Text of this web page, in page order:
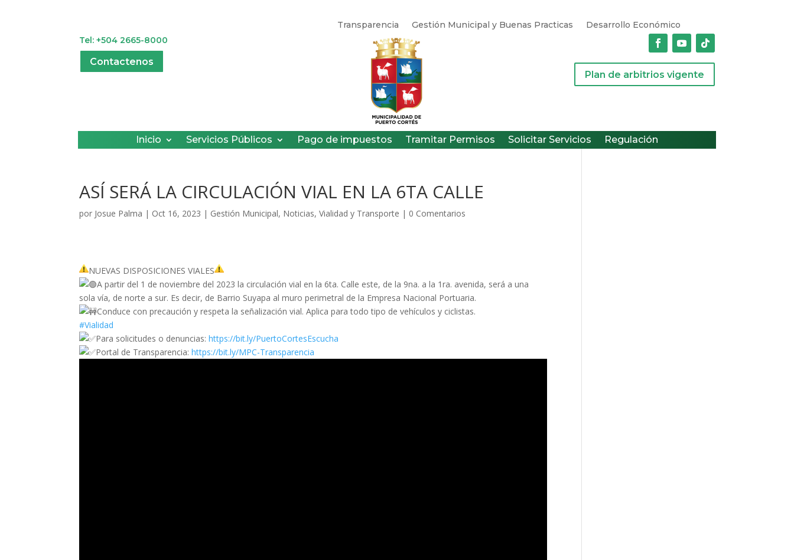
Transparencia Gestión Municipal y Buenas Practicas
Desarrollo Económico
Tel: +504 2665-8000
Contactenos
Plan de arbitrios vigente
Inicio Servicios Públicos Pago de impuestos Tramitar Permisos Solicitar Servicios Regulación
ASÍ SERÁ LA CIRCULACIÓN VIAL EN LA 6TA CALLE
por Josue Palma | Oct 16, 2023 | Gestión Municipal, Noticias,Vialidad y Transporte | 0 Comentarios
NUEVAS DISPOSICIONES VIALES
A partir del 1 de noviembre del 2023 la circulación vial en la 6ta. Calle este, de la 9na. a la 1ra. avenida, será a una
sola vía, de norte a sur. Es decir, de Barrio Suyapa al muro perimetral de la Empresa Nacional Portuaria.
Conduce con precaución y respeta la señalización vial. Aplica para todo tipo de vehículos y ciclistas.
#Vialidad
Para solicitudes o denuncias:https://bit.ly/PuertoCortesEscucha
Portal de Transparencia:https://bit.ly/MPC-Transparencia